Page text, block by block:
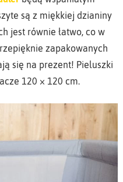
są z miękkiej dzianiny
jest równie łatwo, co w
zapakowanych
się na prezent! Pieluszki
120 × 120 cm.